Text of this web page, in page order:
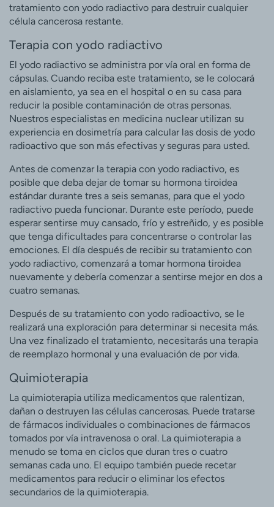
tratamiento con yodo radiactivo para destruir cualquier
célula cancerosa restante.
Terapia con yodo radiactivo
El yodo radiactivo se administra por vía oral en forma de
cápsulas. Cuando reciba este tratamiento, se le colocará
en aislamiento, ya sea en el hospital o en su casa para
reducir la posible contaminación de otras personas.
Nuestros especialistas en medicina nuclear utilizan su
experiencia en dosimetría para calcular las dosis de yodo
radioactivo que son más efectivas y seguras para usted.
Antes de comenzar la terapia con yodo radiactivo, es
posible que deba dejar de tomar su hormona tiroidea
estándar durante tres a seis semanas, para que el yodo
radiactivo pueda funcionar. Durante este período, puede
esperar sentirse muy cansado, frío y estreñido, y es posible
que tenga dificultades para concentrarse o controlar las
emociones. El día después de recibir su tratamiento con
yodo radiactivo, comenzará a tomar hormona tiroidea
nuevamente y debería comenzar a sentirse mejor en dos a
cuatro semanas.
Después de su tratamiento con yodo radioactivo, se le
realizará una exploración para determinar si necesita más.
Una vez finalizado el tratamiento, necesitarás una terapia
de reemplazo hormonal y una evaluación de por vida.
Quimioterapia
La quimioterapia utiliza medicamentos que ralentizan,
dañan o destruyen las células cancerosas. Puede tratarse
de fármacos individuales o combinaciones de fármacos
tomados por vía intravenosa o oral. La quimioterapia a
menudo se toma en ciclos que duran tres o cuatro
semanas cada uno. El equipo también puede recetar
medicamentos para reducir o eliminar los efectos
secundarios de la quimioterapia.